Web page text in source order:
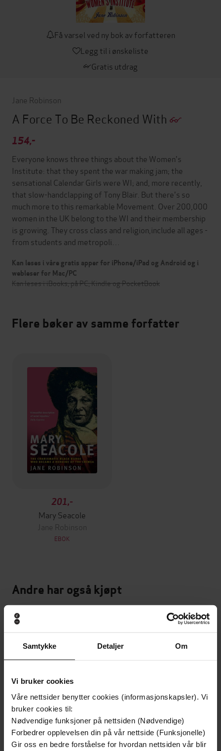
Samtykke Detaljer Om
Vi bruker cookies
Våre nettsider benytter cookies (informasjonskapsler). Vi
bruker cookies til:
Nødvendige funksjoner på nettsiden (Nødvendige)
Forbedrer opplevelsen din på vår nettside (Funksjonelle)
Gir oss en bedre forståelse for hvordan nettsiden vår blir
Få varsel ved ny bok av forfatteren
Legg til i ønskeliste
Gratis utdrag
Jane Robinson
A Force To Be Reckoned With
154,-
Everyone knows three things about the Women's
Institute: that they spent the war making jam; the
sensational Calendar Girls were WI; and, more recently,
that slow-handclapping of Tony Blair. But there's so
much more to this remarkable Movement. Over 200,000
women in the UK belong to the WI and their membership
is growing. They cross class and religion,include all ages -
from students and metropoli…
Kan leses i våre gratis apper for iPhone/iPad og Android og i
webleser for Mac/PC
Kan leses i iBooks, på PC, Kindle og PocketBook
Flere bøker av samme forfatter
201,-
Mary Seacole
Jane Robinson
EBOK
Andre har også kjøpt
Premium